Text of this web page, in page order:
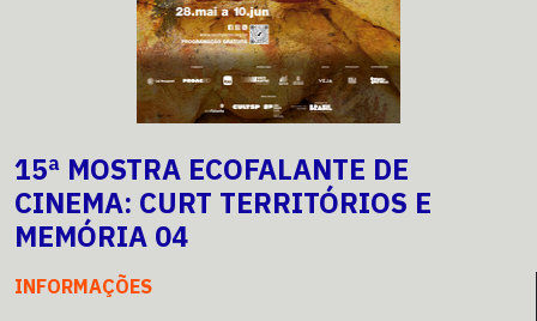
15ª MOSTRA ECOFALANTE DE
CINEMA: CURT TERRITÓRIOS E
MEMÓRIA 04
INFORMAÇÕES